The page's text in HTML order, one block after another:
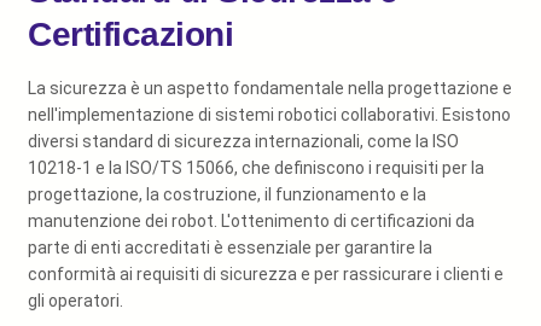
Certificazioni
La sicurezza è un aspetto fondamentale nella progettazione e
nell'implementazione di sistemi robotici collaborativi. Esistono
diversi standard di sicurezza internazionali, come la ISO
10218-1 e la ISO/TS 15066, che definiscono i requisiti per la
progettazione, la costruzione, il funzionamento e la
manutenzione dei robot. L'ottenimento di certificazioni da
parte di enti accreditati è essenziale per garantire la
conformità ai requisiti di sicurezza e per rassicurare i clienti e
gli operatori.